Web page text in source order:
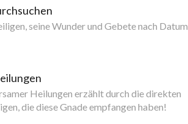
seine Wunder und Gebete nach Datum
Heilungen erzählt durch die direkten
die diese Gnade empfangen haben!